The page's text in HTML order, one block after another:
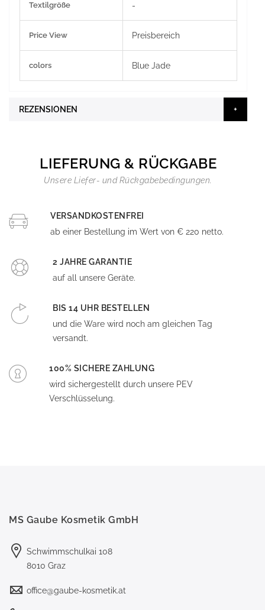
Textilgröße -
Price View Preisbereich
colors Blue Jade
REZENSIONEN
LIEFERUNG & RÜCKGABE
Unsere Liefer- und Rückgabebedingungen.
VERSANDKOSTENFREI
ab einer Bestellung im Wert von € 220 netto.
2 JAHRE GARANTIE
auf all unsere Geräte.
BIS 14 UHR BESTELLEN
und die Ware wird noch am gleichen Tag
versandt.
100% SICHERE ZAHLUNG
wird sichergestellt durch unsere PEV
Verschlüsselung.
MS Gaube Kosmetik GmbH
Schwimmschulkai 108
8010 Graz
office@gaube-kosmetik.at